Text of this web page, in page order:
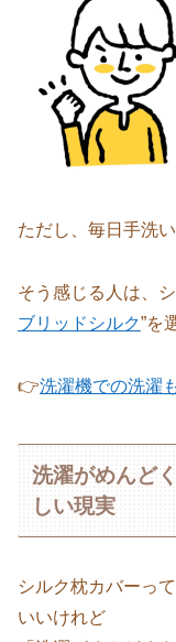
ただし、毎日手洗
そう感じる人は、
ブリッドシルク”を
👉洗濯機での洗濯
洗濯がめんど
しい現実
シルク枕カバーっ
いいけれど